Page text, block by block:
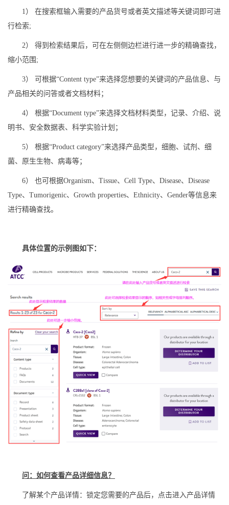
1） 在搜索框输入需要的产品货号或者英文描述等关键词即可进
行检索;
2） 得到检索结果后，可在左侧侧边栏进行进一步的精确查找，
缩小范围;
3） 可根据“Content type”来选择您想要的关键词的产品信息、与
产品相关的问答或者文档材料；
4） 根据“Document type”来选择文档材料类型，记录、介绍、说
明书、安全数据表、科学实验计划；
5） 根据“Product category”来选择产品类型，细胞、试剂、细
菌、原生生物、病毒等；
6） 也可根据Organism、Tissue、Cell Type、Disease、Disease
Type、Tumorigenic、Growth properties、Ethnicity、Gender等信息来
进行精确查找。
具体位置的示例图如下：
问：如何查看产品详细信息？
了解某个产品详情：锁定您需要的产品后，点击进入产品详情